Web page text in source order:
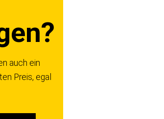
auch ein
Preis, egal